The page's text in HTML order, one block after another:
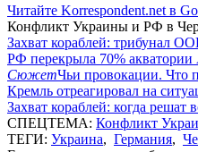
Читайте Korrespondent.net в
Конфликт Украины и РФ в
Захват кораблей: трибунал
РФ перекрыла 70%
СюжетЧьи провокации. Что
Кремль отреагировал на
Захват кораблей: когда
СПЕЦТЕМА: Конфликт
ТЕГИ: Украина, Германия,